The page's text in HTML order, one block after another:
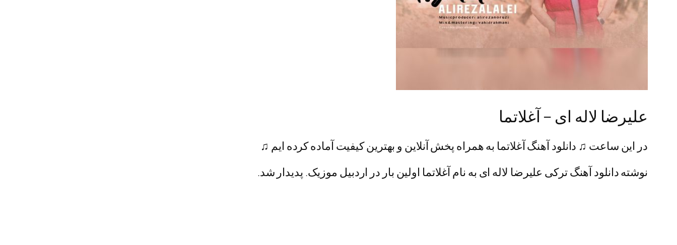
علیرضا لاله ای – آغلاتما
در این ساعت ♫ دانلود آهنگ آغلاتما به همراه پخش آنلاین و بهترین کیفیت آماده کرده ایم ♫
نوشته دانلود آهنگ ترکی علیرضا لاله ای به نام آغلاتما اولین بار در اردبیل موزیک. پدیدار شد.